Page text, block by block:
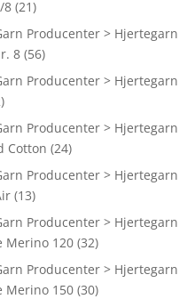
8 (21)
Producenter >
8 (56)
Producenter >
Producenter >
Cotton (24)
Producenter >
(13)
Producenter >
Merino 120 (32)
Producenter >
Merino 150 (30)